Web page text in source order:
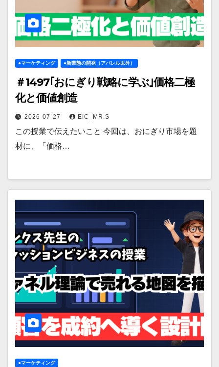
●マーケティング ●新業態の開発（アパレル以外）
＃1497｢おにぎり戦略に学ぶ｣価格二極
化と価値創造
2026-07-27 EIC_MR.S
この授業で伝えたいこと 今回は、おにぎり市場を題
材に、「価格…
●マーケティング